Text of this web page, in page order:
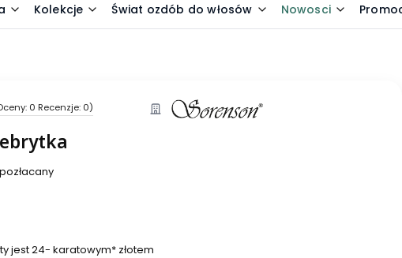
Kolekcje Świat ozdób do włosów Nowosci
0 Recenzje: 0)
jest 24- karatowym* złotem